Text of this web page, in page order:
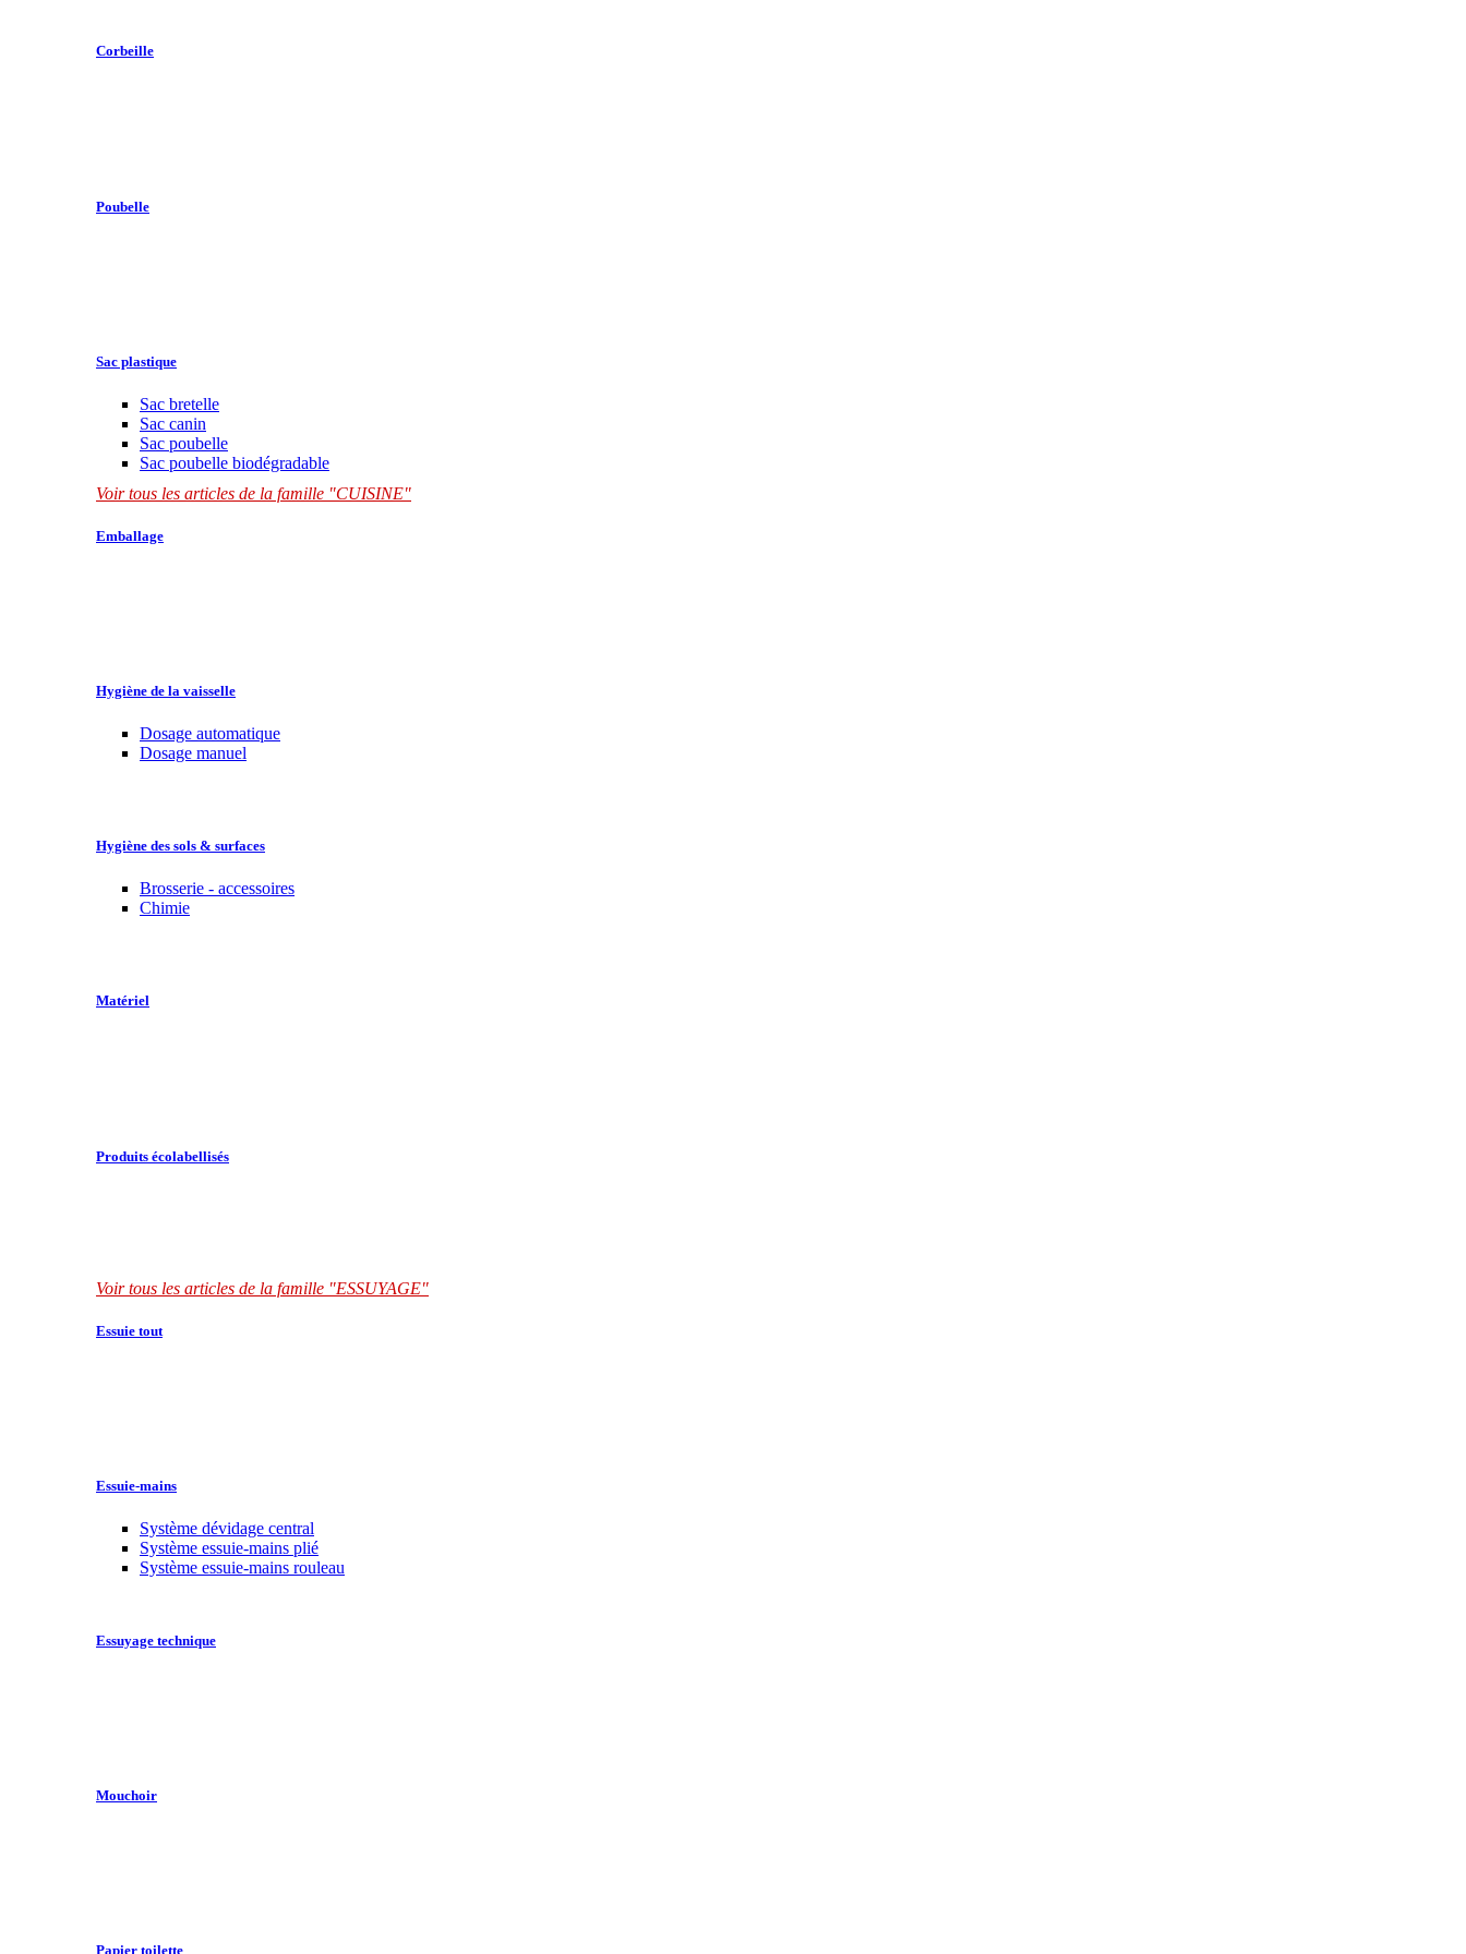
Corbeille
Poubelle
Sac plastique
Sac bretelle
Sac canin
Sac poubelle
Sac poubelle biodégradable
Voir tous les articles de la famille "CUISINE"
Emballage
Hygiène de la vaisselle
Dosage automatique
Dosage manuel
Hygiène des sols & surfaces
Brosserie - accessoires
Chimie
Matériel
Produits écolabellisés
Voir tous les articles de la famille "ESSUYAGE"
Essuie tout
Essuie-mains
Système dévidage central
Système essuie-mains plié
Système essuie-mains rouleau
Essuyage technique
Mouchoir
Papier toilette